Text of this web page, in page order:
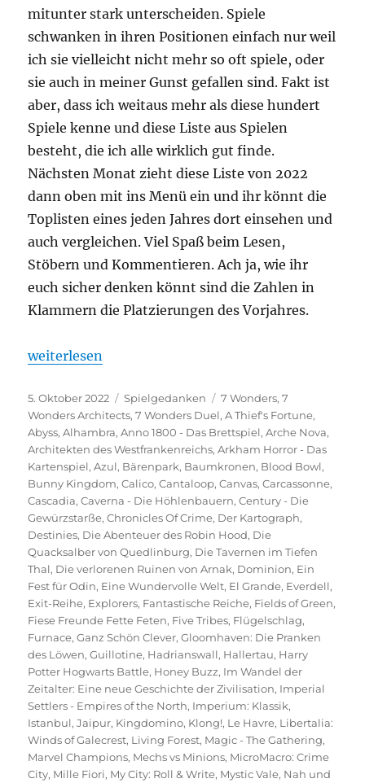
mitunter stark unterscheiden. Spiele
schwanken in ihren Positionen einfach nur weil
ich sie vielleicht nicht mehr so oft spiele, oder
sie auch in meiner Gunst gefallen sind. Fakt ist
aber, dass ich weitaus mehr als diese hundert
Spiele kenne und diese Liste aus Spielen
besteht, die ich alle wirklich gut finde.
Nächsten Monat zieht diese Liste von 2022
dann oben mit ins Menü ein und ihr könnt die
Toplisten eines jeden Jahres dort einsehen und
auch vergleichen. Viel Spaß beim Lesen,
Stöbern und Kommentieren. Ach ja, wie ihr
euch sicher denken könnt sind die Zahlen in
Klammern die Platzierungen des Vorjahres.
„Spieltrolls Top 100 – Edition 2022“
weiterlesen
Veröffentlicht
am
5. Oktober 2022 Kategorien
Spielgedanken Schlagwörter
7 Wonders,7
Wonders Architects,7 Wonders Duel,A Thief's Fortune,
Abyss,Alhambra,Anno 1800 - Das Brettspiel,Arche Nova,
Architekten des Westfrankenreichs,Arkham Horror - Das
Kartenspiel,Azul, Bärenpark, Baumkronen, Blood Bowl,
Bunny Kingdom,Calico,Cantaloop,Canvas,Carcassonne,
Cascadia,Caverna - Die Höhlenbauern,Century - Die
Gewürzstarße,Chronicles Of Crime, Der Kartograph,
Destinies, Die Abenteuer des Robin Hood, Die
Quacksalber von Quedlinburg, Die Tavernen im Tiefen
Thal, Die verlorenen Ruinen von Arnak, Dominion, Ein
Fest für Odin, Eine Wundervolle Welt, El Grande, Everdell,
Exit-Reihe, Explorers, Fantastische Reiche, Fields of Green,
Fiese Freunde Fette Feten, Five Tribes, Flügelschlag,
Furnace,Ganz Schön Clever,Gloomhaven: Die Pranken
des Löwen,Guillotine, Hadrianswall, Hallertau, Harry
Potter Hogwarts Battle, Honey Buzz, Im Wandel der
Zeitalter: Eine neue Geschichte der Zivilisation, Imperial
Settlers - Empires of the North, Imperium: Klassik,
Istanbul,Jaipur, Kingdomino, Klong!, Le Havre, Libertalia:
Winds of Galecrest, Living Forest, Magic - The Gathering,
Marvel Champions, Mechs vs Minions, MicroMacro: Crime
City, Mille Fiori, My City: Roll & Write, Mystic Vale, Nah und